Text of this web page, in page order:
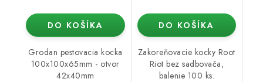
DO KOŠÍKA
Grodan pestovacia kocka
100x100x65mm - otvor
42x40mm
DO KOŠÍKA
Zakoreňovacie kocky Root
Riot bez sadbovača,
balenie 100 ks.